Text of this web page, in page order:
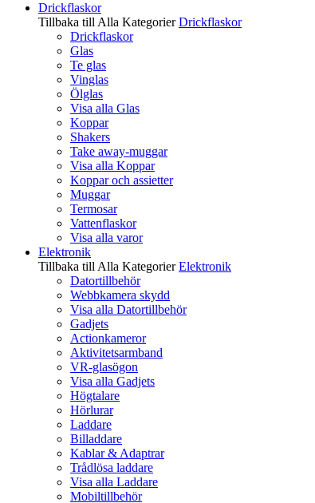
Drickflaskor
Tillbaka till Alla Kategorier Drickflaskor
Drickflaskor
Glas
Te glas
Vinglas
Ölglas
Visa alla Glas
Koppar
Shakers
Take away-muggar
Visa alla Koppar
Koppar och assietter
Muggar
Termosar
Vattenflaskor
Visa alla varor
Elektronik
Tillbaka till Alla Kategorier Elektronik
Datortillbehör
Webbkamera skydd
Visa alla Datortillbehör
Gadjets
Actionkameror
Aktivitetsarmband
VR-glasögon
Visa alla Gadjets
Högtalare
Hörlurar
Laddare
Billaddare
Kablar & Adaptrar
Trådlösa laddare
Visa alla Laddare
Mobiltillbehör